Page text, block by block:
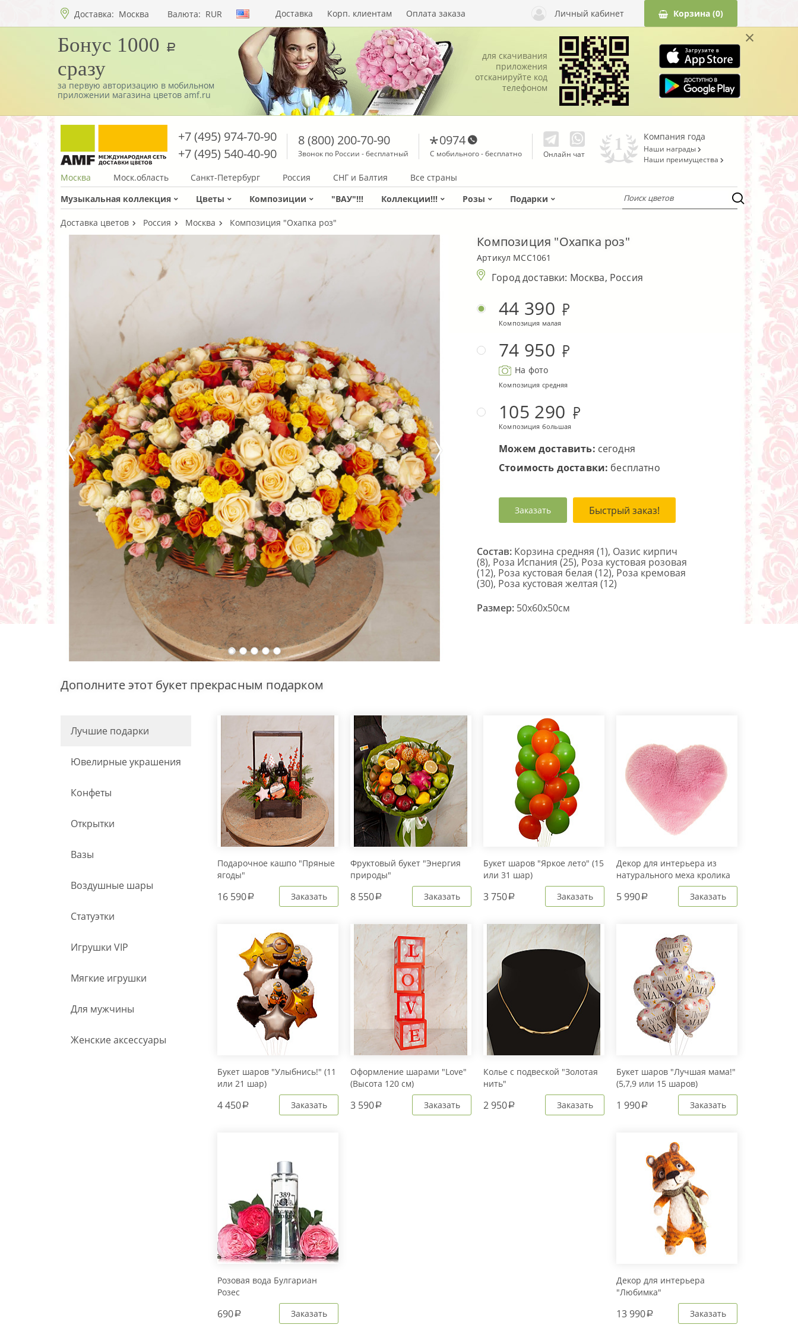
×
Бонус 1000 a
сразу
за первую авторизацию в мобильном
приложении магазина цветов amf.ru
для скачивания
приложения
отсканируйте код
телефоном
Доставка: Москва Валюта: RUR Доставка Корп. клиентам Оплата заказа Личный кабинет Корзина(0)
+7 (495) 974-70-90
+7 (495) 540-40-90
8 (800) 200-70-90
Звонок по России - бесплатный
0974
С мобильного - бесплатно Онлайн чат
Компания года
Наши награды
Наши преимущества
Москва Моск.область Санкт-Петербург Россия СНГ и Балтия
Все страны
Музыкальная коллекция
Цветы Композиции "ВАУ"!!! Коллекции!!! Розы Подарки
Доставка цветов Россия Москва Композиция "Охапка роз"
Композиция "Охапка роз"
Артикул MCC1061
Город доставки: Москва, Россия
44 390
Композиция малая
74 950
На фото
Композиция средняя
105 290
Композиция большая
Можем доставить: сегодня
Стоимость доставки: бесплатно
Заказать Быстрый заказ!
Состав: Корзина средняя (1), Оазис кирпич
(8), Роза Испания (25), Роза кустовая розовая
(12), Роза кустовая белая (12), Роза кремовая
(30), Роза кустовая желтая (12)
Размер: 50x60x50см
Дополните этот букет прекрасным подарком
Лучшие подарки
Ювелирные украшения
Конфеты
Открытки
Вазы
Воздушные шары
Статуэтки
Игрушки VIP
Мягкие игрушки
Для мужчины
Женские аксессуары
Подарочное кашпо "Пряные
ягоды"
16 590a Заказать
Фруктовый букет "Энергия
природы"
8 550a Заказать
Букет шаров "Яркое лето" (15
или 31 шар)
3 750a Заказать
Декор для интерьера из
натурального меха кролика
Рекс "Сердце" IM20601
5 990a Заказать
Букет шаров "Улыбнись!" (11
или 21 шар)
4 450a Заказать
Оформление шарами "Love"
(Высота 120 см)
3 590a Заказать
Колье с подвеской "Золотая
нить"
2 950a Заказать
Букет шаров "Лучшая мама!"
(5,7,9 или 15 шаров)
1 990a Заказать
Розовая вода Булгариан
Розес
690a Заказать
Декор для интерьера
"Любимка"
13 990a Заказать